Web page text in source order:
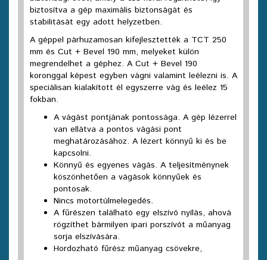
biztosítva a gép maximális biztonságát és
stabilitását egy adott helyzetben.
A géppel párhuzamosan kifejlesztették a TCT 250
mm és Cut + Bevel 190 mm, melyeket külön
megrendelhet a géphez. A Cut + Bevel 190
koronggal képest egyben vágni valamint leélezni is. A
speciálisan kialakított él egyszerre vág és leélez 15
fokban.
A vágást pontjának pontossága. A gép lézerrel
van ellátva a pontos vágási pont
meghatározásához. A lézert könnyű ki és be
kapcsolni.
Könnyű és egyenes vágás. A teljesítménynek
köszönhetően a vágások könnyűek és
pontosak.
Nincs motortúlmelegedés.
A fűrészen található egy elszívó nyílás, ahová
rögzíthet bármilyen ipari porszívót a műanyag
sorja elszívására.
Hordozható fűrész műanyag csövekre,